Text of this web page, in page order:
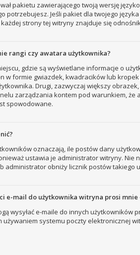
pakietu zawierającego twoją wersję
potrzebujesz. Jeśli pakiet dla twojego
strony tej witryny znajduje się
rangi czy awatara użytkownika?
gdzie są wyświetlane informacje o
w formie gwiazdek, kwadracików lub
Drugi, zazwyczaj większy
zarządzania kontem pod warunkiem, że
spowodowane.
oznaczają, ile postów dany
ustawia je administrator witryny. Nie
administrator obniży licznik postów takiego
e-mail do użytkownika witryna prosi
wysyłać e-maile do innych użytkowników
używaniem systemu poczty elektronicznej